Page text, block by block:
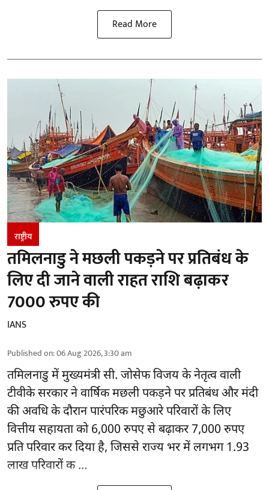
Read More
राष्ट्रीय
तमिलनाडु ने मछली पकड़ने पर प्रतिबंध के
लिए दी जाने वाली राहत राशि बढ़ाकर
7000 रुपए की
IANS
Published on:06 Aug 2026, 3:30 am
तमिलनाडुमें मुख्यमंत्री सी. जोसेफ विजय के नेतृत्व वाली
टीवीके सरकार ने वार्षिक मछली पकड़ने पर प्रतिबंध और मंदी
की अवधि के दौरान पारंपरिक मछुआरे परिवारों के लिए
वित्तीय सहायता को 6,000 रुपए से बढ़ाकर 7,000 रुपए
प्रति परिवार कर दिया है, जिससे राज्य भर में लगभग 1.93
लाख परिवारों क ...